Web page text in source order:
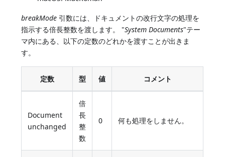
breakMode 引数には、ドキュメントの改行文字の処理を
指示する倍長整数を渡します。 "System Documents"テー
マ内にある、以下の定数のどれかを渡すことが出きま
す。
定数 型 値 コメント
Document
unchanged
倍
長
整
数
0 何も処理をしません。